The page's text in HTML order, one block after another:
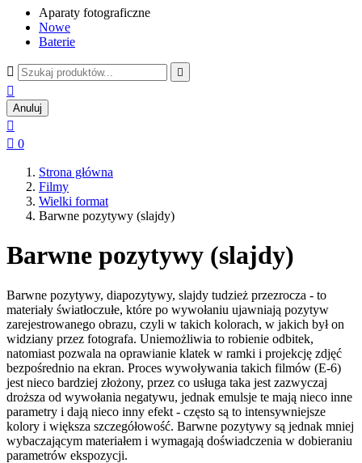
Aparaty fotograficzne
Nowe
Baterie
 

Anuluj

 0
Strona główna
Filmy
Wielki format
Barwne pozytywy (slajdy)
Barwne pozytywy (slajdy)
Barwne pozytywy, diapozytywy, slajdy tudzież przezrocza - to
materiały światłoczułe, które po wywołaniu ujawniają pozytyw
zarejestrowanego obrazu, czyli w takich kolorach, w jakich był on
widziany przez fotografa. Uniemożliwia to robienie odbitek,
natomiast pozwala na oprawianie klatek w ramki i projekcję zdjęć
bezpośrednio na ekran. Proces wywoływania takich filmów (E-6)
jest nieco bardziej złożony, przez co usługa taka jest zazwyczaj
droższa od wywołania negatywu, jednak emulsje te mają nieco inne
parametry i dają nieco inny efekt - często są to intensywniejsze
kolory i większa szczegółowość. Barwne pozytywy są jednak mniej
wybaczającym materiałem i wymagają doświadczenia w dobieraniu
parametrów ekspozycji.